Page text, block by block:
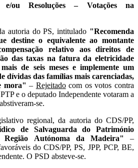
e/ou Resoluções – Votações na
autoria do PS, intitulado "Recomenda
destine o equivalente ao montante
relativo aos direitos de
das taxas na fatura da eletricidade
de seis meses e implemente um
dívidas das famílias mais carenciadas,
mora" – Rejeitadocom os votos contra
e o deputado Independente votaram a
se.
regional, da autoria do CDS/PP,
de Salvaguarda do Património
Autónoma da Madeira"
–
do CDS/PP, PS, JPP, PCP, BE,
O PSD absteve-se.